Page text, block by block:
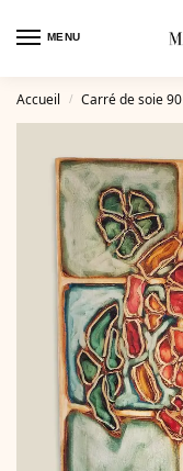
MENU
Accueil / Carré de soie 90